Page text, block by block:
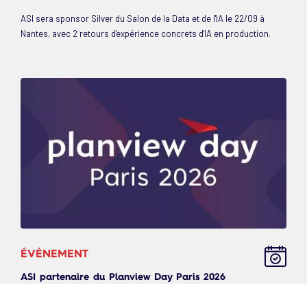
ASI sera sponsor Silver du Salon de la Data et de l'IA le 22/09 à
Nantes, avec 2 retours d'expérience concrets d'IA en production.
ÉVÉNEMENT
ASI partenaire du Planview Day Paris 2026